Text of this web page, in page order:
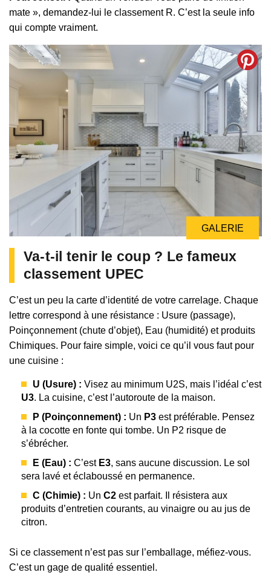
mate », demandez-lui le classement R. C’est la seule info
qui compte vraiment.
GALERIE
Va-t-il tenir le coup ? Le fameux
classement UPEC
C’est un peu la carte d’identité de votre carrelage. Chaque
lettre correspond à une résistance : Usure (passage),
Poinçonnement (chute d’objet), Eau (humidité) et produits
Chimiques. Pour faire simple, voici ce qu’il vous faut pour
une cuisine :
U (Usure) : Visez au minimum U2S, mais l’idéal c’est
U3. La cuisine, c’est l’autoroute de la maison.
P (Poinçonnement) : Un P3 est préférable. Pensez
à la cocotte en fonte qui tombe. Un P2 risque de
s’ébrécher.
E (Eau) : C’est E3, sans aucune discussion. Le sol
sera lavé et éclaboussé en permanence.
C (Chimie) : Un C2 est parfait. Il résistera aux
produits d’entretien courants, au vinaigre ou au jus de
citron.
Si ce classement n’est pas sur l’emballage, méfiez-vous.
C’est un gage de qualité essentiel.